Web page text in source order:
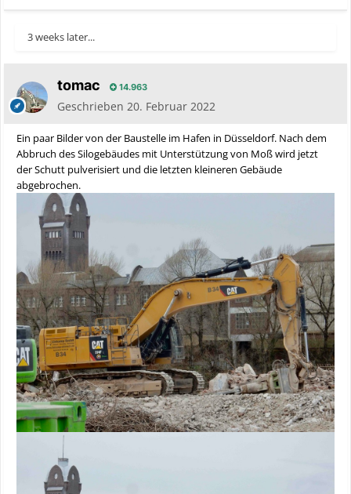
3 weeks later...
tomac 14.963
Geschrieben 20. Februar 2022
Ein paar Bilder von der Baustelle im Hafen in Düsseldorf. Nach dem
Abbruch des Silogebäudes mit Unterstützung von Moß wird jetzt
der Schutt pulverisiert und die letzten kleineren Gebäude
abgebrochen.